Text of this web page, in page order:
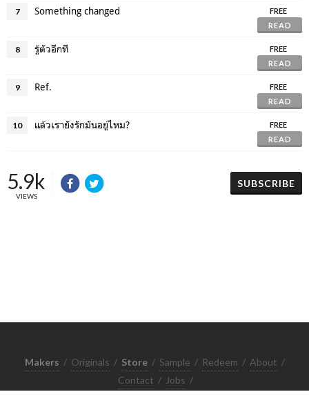
7 Something changed
FREE
READ
8 รู้ตัวอีกที
FREE
READ
9 Ref.
FREE
READ
10 แล้วเรายังรักมันอยู่ไหม?
FREE
READ
5.9k
VIEWS
SUBSCRIBE
Makers / Originals / Store / Sample / Redeem / About /
Contact / Jobs /